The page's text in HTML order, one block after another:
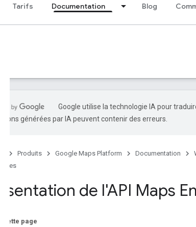
Tarifs Documentation Blog
Google utilise la technologie IA pour
générées par IA peuvent contenir des erreurs.
Produits Google Maps Platform Documentation
de l'API Maps
cette page